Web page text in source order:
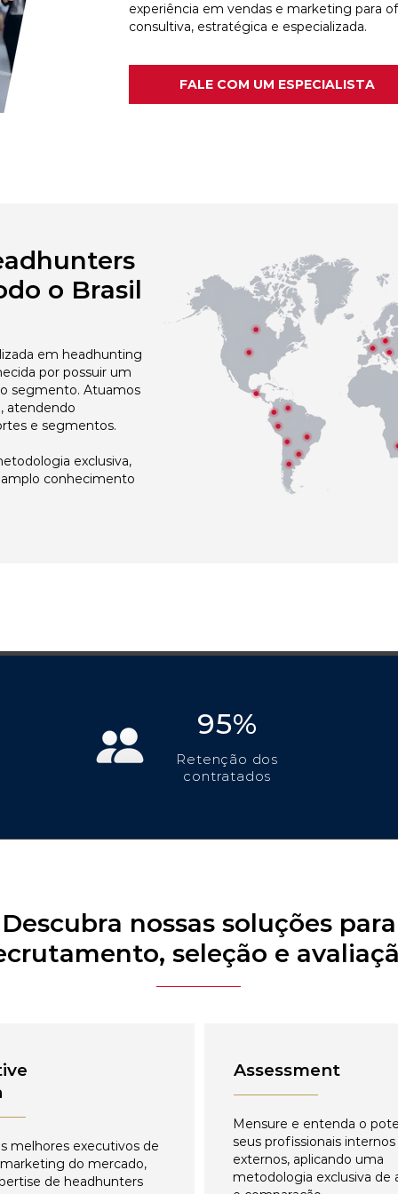
experiência em vendas e marketing para
consultiva, estratégica e especializada.
FALE COM UM ESPECIALISTA
o Brasil
em headhunting
por possuir um
segmento. Atuamos
atendendo
e segmentos.
exclusiva,
conhecimento
95%
Retenção dos
contratados
Descubra nossas soluções para
seleção e
melhores executivos de
do mercado,
de headhunters
Assessment
Mensure e entenda o
seus profissionais internos
externos, aplicando uma
metodologia exclusiva de